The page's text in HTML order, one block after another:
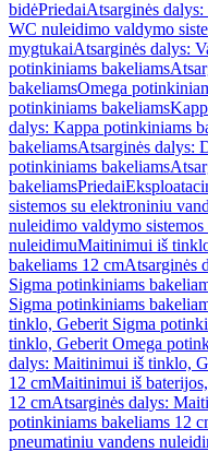
bidėPriedaiAtsarginės dalys:
WC nuleidimo valdymo
mygtukaiAtsarginės dalys:
potinkiniams bakeliams
bakeliamsOmega
potinkiniams bakeliams
dalys: Kappa potinkiniams
bakeliamsAtsarginės dalys:
potinkiniams bakeliams
bakeliamsPriedai
sistemos su elektroniniu
nuleidimo valdymo
nuleidimuMaitinimui iš
bakeliams 12 cmAtsarginės
Sigma potinkiniams
Sigma potinkiniams
tinklo, Geberit Sigma
tinklo, Geberit Omega
dalys: Maitinimui iš tinklo,
12 cmMaitinimui iš
12 cmAtsarginės dalys:
potinkiniams bakeliams 12
pneumatiniu vandens